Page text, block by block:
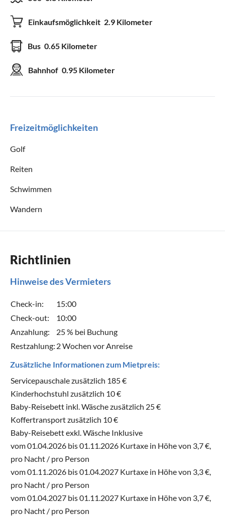
Einkaufsmöglichkeit 2.9 Kilometer
Bus 0.65 Kilometer
Bahnhof 0.95 Kilometer
Freizeitmöglichkeiten
Golf
Reiten
Schwimmen
Wandern
Richtlinien
Hinweise des Vermieters
Check-in:
15:00
Check-out:
10:00
Anzahlung:
25 % bei Buchung
Restzahlung: 2 Wochen vor Anreise
Zusätzliche Informationen zum Mietpreis:
Servicepauschale zusätzlich 185 €
Kinderhochstuhl zusätzlich 10 €
Baby-Reisebett inkl. Wäsche zusätzlich 25 €
Koffertransport zusätzlich 10 €
Baby-Reisebett exkl. Wäsche Inklusive
vom 01.04.2026 bis 01.11.2026 Kurtaxe in Höhe von 3,7 €,
pro Nacht / pro Person
vom 01.11.2026 bis 01.04.2027 Kurtaxe in Höhe von 3,3 €,
pro Nacht / pro Person
vom 01.04.2027 bis 01.11.2027 Kurtaxe in Höhe von 3,7 €,
pro Nacht / pro Person